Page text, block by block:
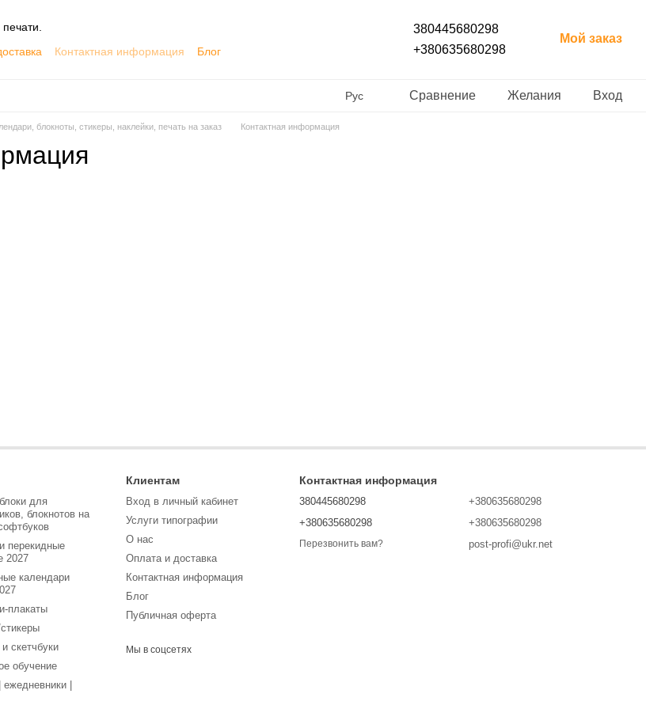
Контактная информация
Блог
380445680298
+380635680298
Мой заказ
Рус Сравнение Желания Вход
блокноты, стикеры, наклейки, печать на заказ Контактная информация
для
блокнотов на
перекидные
2027
календари
плакаты
скетчбуки
обучение
|
Клиентам
Вход в личный кабинет
Услуги типографии
О нас
Оплата и доставка
Контактная информация
Блог
Публичная оферта
Мы в соцсетях
Контактная информация
380445680298
+380635680298
Перезвонить вам?
+380635680298
+380635680298
post-profi@ukr.net